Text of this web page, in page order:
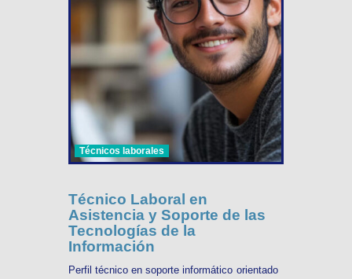
Técnicos laborales
Técnico Laboral en
Asistencia y Soporte de las
Tecnologías de la
Información
Perfil técnico en soporte informático orientado